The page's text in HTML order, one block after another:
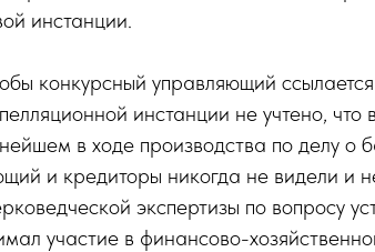
инстанции.
конкурсный управляющий
инстанции не учтено, что
в ходе производства по делу
и кредиторы никогда не видели
экспертизы по вопросу
участие в финансово-